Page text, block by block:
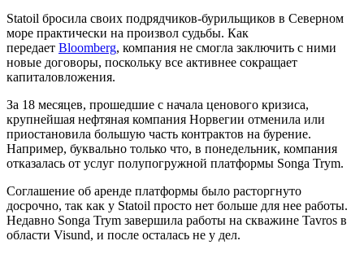
Statoil бросила своих подрядчиков-бурильщиков в Северном
море практически на произвол судьбы. Как
передает Bloomberg, компания не смогла заключить с ними
новые договоры, поскольку все активнее сокращает
капиталовложения.
За 18 месяцев, прошедшие с начала ценового кризиса,
крупнейшая нефтяная компания Норвегии отменила или
приостановила большую часть контрактов на бурение.
Например, буквально только что, в понедельник, компания
отказалась от услуг полупогружной платформы Songa Trym.
Соглашение об аренде платформы было расторгнуто
досрочно, так как у Statoil просто нет больше для нее работы.
Недавно Songa Trym завершила работы на скважине Tavros в
области Visund, и после осталась не у дел.